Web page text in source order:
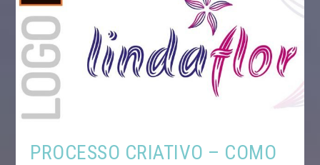
PROCESSO CRIATIVO – COMO